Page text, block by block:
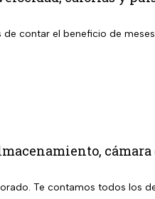
contar el beneficio de
cámara
Te contamos todos los